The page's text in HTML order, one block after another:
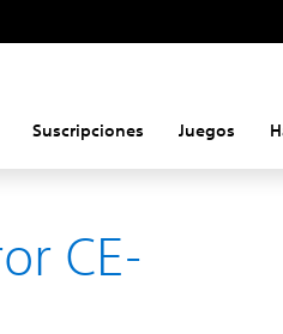
Suscripciones Juegos
CE-